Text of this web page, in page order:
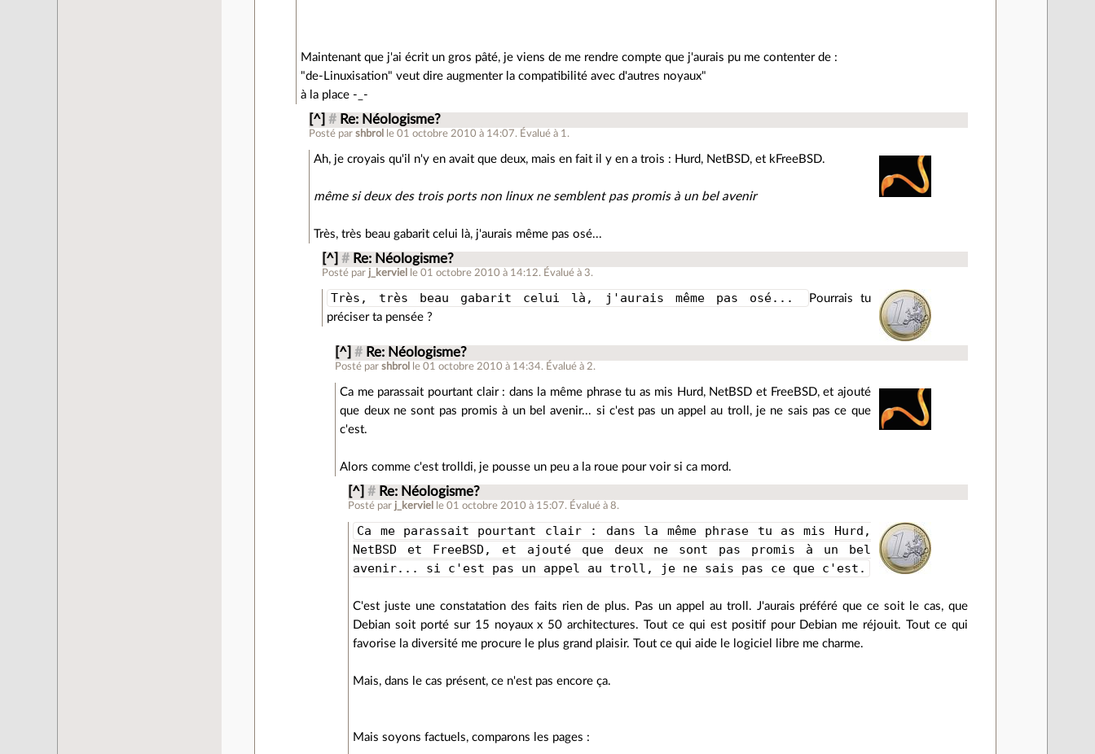
Maintenant que j'ai écrit un gros pâté, je viens de me rendre compte que j'aurais pu me contenter de :
"de-Linuxisation" veut dire augmenter la compatibilité avec d'autres noyaux"
à la place -_-
[^] # Re: Néologisme?
Posté parshbrol le 01 octobre 2010 à 14:07. Évalué à 1 .
Ah, je croyais qu'il n'y en avait que deux, mais en fait il y en a trois : Hurd, NetBSD, et kFreeBSD.
même si deux des trois ports non linux ne semblent pas promis à un bel avenir
Très, très beau gabarit celui là, j'aurais même pas osé...
[^] # Re: Néologisme?
Posté par j_kerviel le 01 octobre 2010 à 14:12. Évalué à 3.
Très, très beau gabarit celui là, j'aurais même pas osé...
Pourrais tu
préciser ta pensée ?
[^] # Re: Néologisme?
Posté parshbrol le 01 octobre 2010 à 14:34. Évalué à 2.
Ca me parassait pourtant clair : dans la même phrase tu as mis Hurd, NetBSD et FreeBSD, et ajouté
que deux ne sont pas promis à un bel avenir... si c'est pas un appel au troll, je ne sais pas ce que
c'est.
Alors comme c'est trolldi, je pousse un peu a la roue pour voir si ca mord.
[^] # Re: Néologisme?
Posté par j_kerviel le 01 octobre 2010 à 15:07. Évalué à8.
Ca me parassait pourtant clair : dans la même phrase tu as mis Hurd,
NetBSD et FreeBSD, et ajouté que deux ne sont pas promis à un bel
avenir... si c'est pas un appel au troll, je ne sais pas ce que c'est.
C'est juste une constatation des faits rien de plus. Pas un appel au troll. J'aurais préféré que ce soit le cas, que
Debian soit porté sur 15 noyaux x 50 architectures. Tout ce qui est positif pour Debian me réjouit. Tout ce qui
favorise la diversité me procure le plus grand plaisir. Tout ce qui aide le logiciel libre me charme.
Mais, dans le cas présent, ce n'est pas encore ça.
Mais soyons factuels, comparons les pages :